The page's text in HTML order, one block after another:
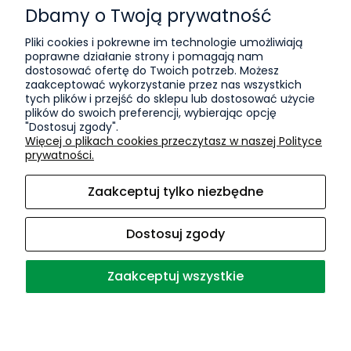
82,29 zł
Czas i koszty dostawy
Informacje
Polityka prywatności
O nas
Sport
Dbamy o Twoją prywatność
Pliki cookies i pokrewne im technologie umożliwiają
poprawne działanie strony i pomagają nam
dostosować ofertę do Twoich potrzeb. Możesz
zaakceptować wykorzystanie przez nas wszystkich
tych plików i przejść do sklepu lub dostosować użycie
plików do swoich preferencji, wybierając opcję
"Dostosuj zgody".
Więcej o plikach cookies przeczytasz w naszej Polityce
prywatności.
Zaakceptuj tylko niezbędne
Dostosuj zgody
Zaakceptuj wszystkie